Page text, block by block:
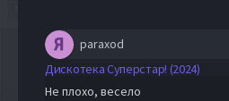
paraxod
Дискотека Суперстар! (2024)
Не плохо, весело